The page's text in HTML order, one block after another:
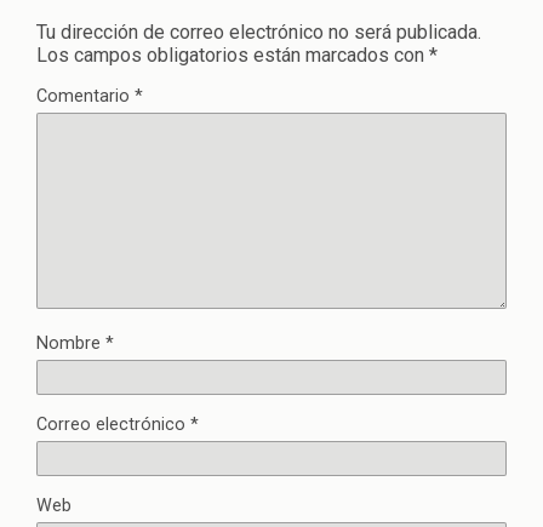
Tu dirección de correo electrónico no será publicada.
Los campos obligatorios están marcados con *
Comentario *
Nombre *
Correo electrónico *
Web